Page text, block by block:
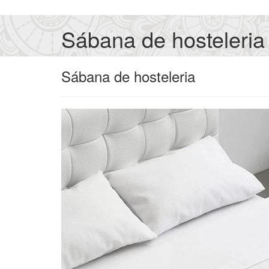
Sábana de hosteleria
Sábana de hosteleria